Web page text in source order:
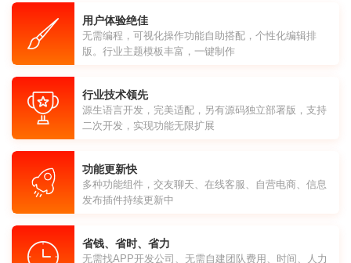
用户体验绝佳
无需编程，可视化操作功能自助搭配，个性化编辑排
版。行业主题模板丰富，一键制作
行业技术领先
源生语言开发，完美适配，另有源码独立部署版，支持
二次开发，实现功能无限扩展
功能更新快
多种功能组件，交友聊天、在线客服、自营电商、信息
发布插件持续更新中
省钱、省时、省力
无需找APP开发公司、无需自建团队费用、时间、人力